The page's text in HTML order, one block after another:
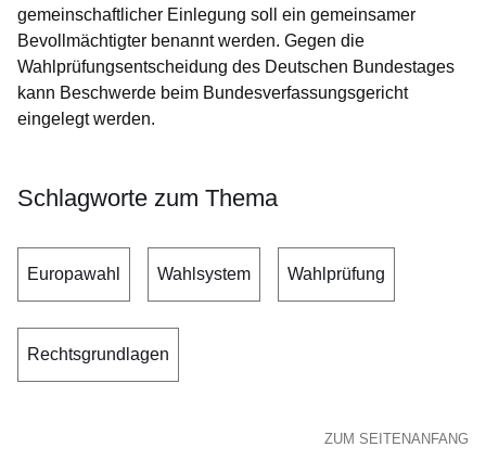
gemeinschaftlicher Einlegung soll ein gemeinsamer
Bevollmächtigter benannt werden. Gegen die
Wahlprüfungsentscheidung des Deutschen Bundestages
kann Beschwerde beim Bundesverfassungsgericht
eingelegt werden.
Schlagworte zum Thema
Europawahl Wahlsystem Wahlprüfung
Rechtsgrundlagen
ZUM SEITENANFANG